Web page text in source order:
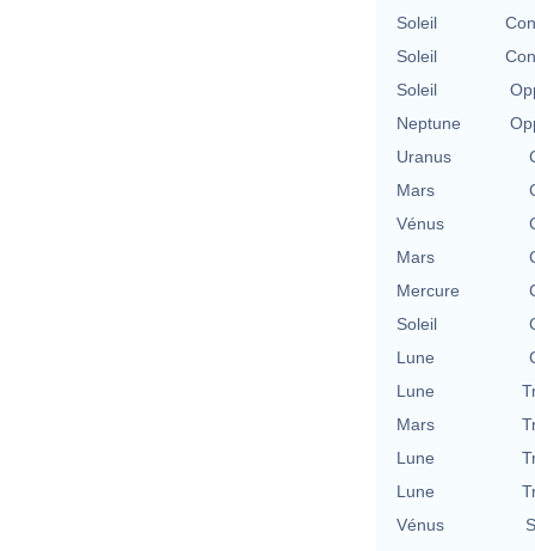
Soleil
Soleil
Soleil
Neptune
Uranus
Mars
Vénus
Mars
Mercure
Soleil
Lune
Lune
Mars
Lune
Lune
Vénus